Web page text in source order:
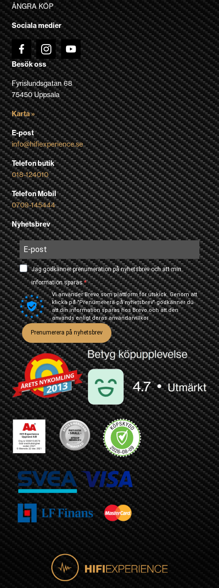
ÅNGRA KÖP
Sociala medier
Besök oss
Fyrislundsgatan 68
75450 Uppsala
Karta »
E-post
info@hifiexperience.se
Telefon butik
018-124010
Telefon Mobil
0709-145444
Nyhetsbrev
Jag godkänner prenumeration på nyhetsbrev och att min
information sparas.
Vi använder Brevo som plattform för utskick. Genom att
klicka på "Prenumerera på nyhetsbrev" godkänner du
att din information sparas hos Brevo och att den
används enligt derasanvändarvillkor
Prenumerera på nyhetsbrev